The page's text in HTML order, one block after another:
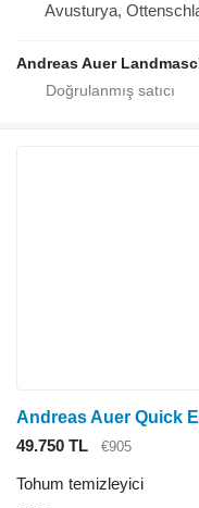
Avusturya,
Andreas Auer
Andreas Auer Quick
49.750 TL
€905
Tohum temizleyici